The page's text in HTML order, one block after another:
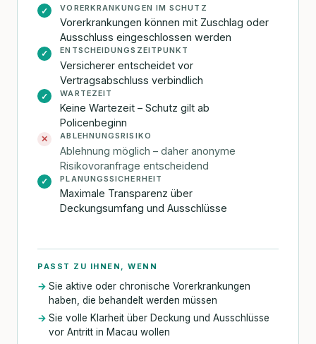
✓ VORERKRANKUNGEN IM SCHUTZ
Vorerkrankungen können mit Zuschlag oder
Ausschluss eingeschlossen werden
✓ ENTSCHEIDUNGSZEITPUNKT
Versicherer entscheidet vor
Vertragsabschluss verbindlich
✓ WARTEZEIT
Keine Wartezeit – Schutz gilt ab
Policenbeginn
✕ ABLEHNUNGSRISIKO
Ablehnung möglich – daher anonyme
Risikovoranfrage entscheidend
✓ PLANUNGSSICHERHEIT
Maximale Transparenz über
Deckungsumfang und Ausschlüsse
PASST ZU IHNEN, WENN
Sie aktive oder chronische Vorerkrankungen
haben, die behandelt werden müssen
Sie volle Klarheit über Deckung und Ausschlüsse
vor Antritt in Macau wollen